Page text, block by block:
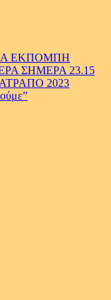
ΕΚΠΟΜΠΗ
ΣΗΜΕΡΑ 23.15
2023